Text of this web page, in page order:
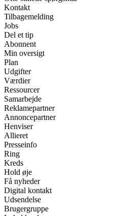
Kontakt
Tilbagemelding
Jobs
Del et tip
Abonnent
Min oversigt
Plan
Udgifter
Værdier
Ressourcer
Samarbejde
Reklamepartner
Annoncepartner
Henviser
Allieret
Presseinfo
Ring
Kreds
Hold øje
Få nyheder
Digital kontakt
Udsendelse
Brugergruppe